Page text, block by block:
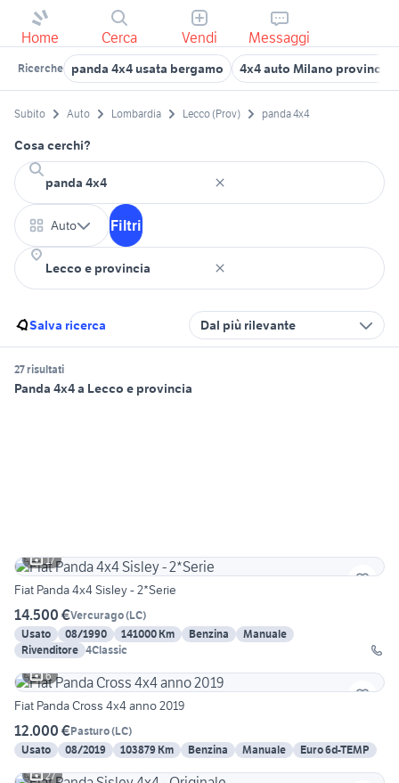
Home Cerca Vendi Messaggi
Ricerche panda 4x4 usata bergamo 4x4 auto Milano provincia
Subito Auto Lombardia Lecco (Prov) panda 4x4
Cosa cerchi?
Auto Filtri
Salva ricerca Dal più rilevante
27 risultati
Panda 4x4 a Lecco e provincia
17
Fiat Panda 4x4 Sisley - 2*Serie
14.500 €Vercurago(LC)
Usato
08/1990 141000 Km Benzina
Manuale
Rivenditore 4Classic
6
Fiat Panda Cross 4x4 anno 2019
12.000 €Pasturo(LC)
Usato
08/2019 103879 Km Benzina Manuale
Euro 6d-TEMP
27